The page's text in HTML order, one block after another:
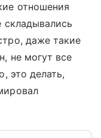
отношения
складывались
даже такие
не могут все
это делать,